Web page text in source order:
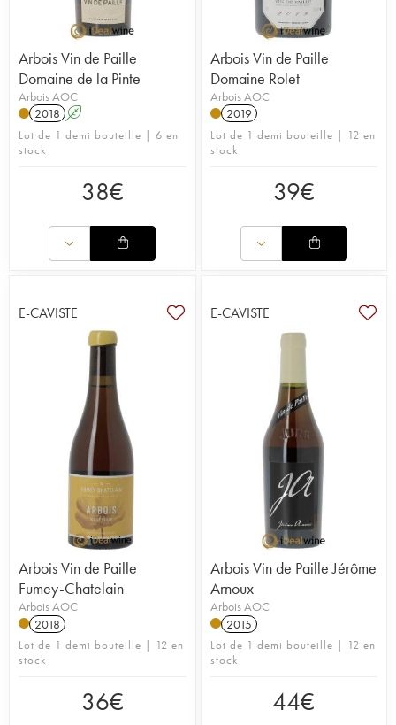
Arbois Vin de Paille
Domaine de la Pinte
Arbois AOC
2018 A
Lot de 1 demi bouteille | 6 en
stock
38€
Arbois Vin de Paille
Domaine Rolet
Arbois AOC
2019
Lot de 1 demi bouteille | 12 en
stock
39€
E-CAVISTE
Arbois Vin de Paille
Fumey-Chatelain
Arbois AOC
2018
Lot de 1 demi bouteille | 12 en
stock
36€
E-CAVISTE
Arbois Vin de Paille Jérôme
Arnoux
Arbois AOC
2015
Lot de 1 demi bouteille | 12 en
stock
44€